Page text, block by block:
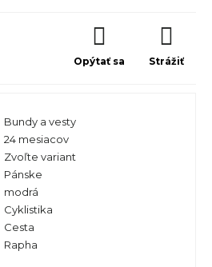
Bundy a vesty
24 mesiacov
Zvoľte variant
Pánske
modrá
Cyklistika
Cesta
Rapha
Opýtať sa Strážiť